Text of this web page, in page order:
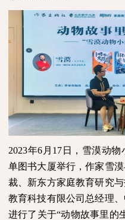
2023年6 月 17 日，雪漠动
单图书大厦举行，作家雪
裁、新东方家庭教育研究
教育科技有限公司总经理
进行了关于“动物故事里的